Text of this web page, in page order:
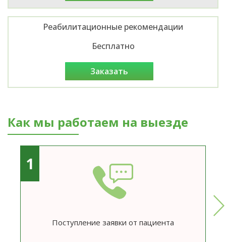
Реабилитационные рекомендации
Бесплатно
заказать
Как мы работаем на выезде
1
Поступление заявки от пациента